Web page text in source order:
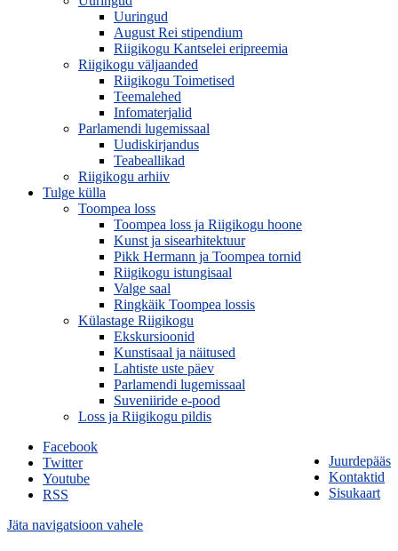
Uuringud
August Rei stipendium
Riigikogu Kantselei eripreemia
Riigikogu väljaanded
Riigikogu Toimetised
Teemalehed
Infomaterjalid
Parlamendi lugemissaal
Uudiskirjandus
Teabeallikad
Riigikogu arhiiv
Tulge külla
Toompea loss
Toompea loss ja Riigikogu hoone
Kunst ja sisearhitektuur
Pikk Hermann ja Toompea tornid
Riigikogu istungisaal
Valge saal
Ringkäik Toompea lossis
Külastage Riigikogu
Ekskursioonid
Kunstisaal ja näitused
Lahtiste uste päev
Parlamendi lugemissaal
Suveniiride e-pood
Loss ja Riigikogu pildis
Juurdepääs
Kontaktid
Sisukaart
Facebook
Twitter
Youtube
RSS
Jäta navigatsioon vahele